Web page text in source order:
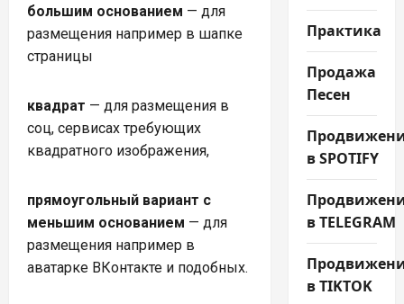
большим основанием — для
размещения например в шапке
страницы
квадрат — для размещения в
соц, сервисах требующих
квадратного изображения,
прямоугольный вариант с
меньшим основанием — для
размещения например в
аватарке ВКонтакте и подобных.
Практика
Продажа
Песен
в SPOTIFY
в TELEGRAM
в TIKTOK